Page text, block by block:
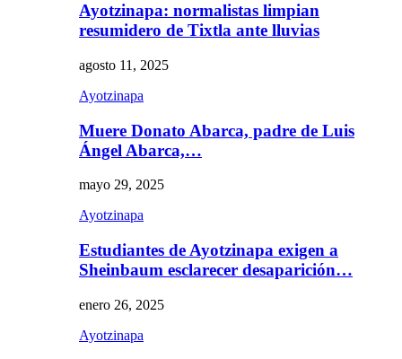
Ayotzinapa: normalistas limpian
resumidero de Tixtla ante lluvias
agosto 11, 2025
Ayotzinapa
Muere Donato Abarca, padre de Luis
Ángel Abarca,…
mayo 29, 2025
Ayotzinapa
Estudiantes de Ayotzinapa exigen a
Sheinbaum esclarecer desaparición…
enero 26, 2025
Ayotzinapa